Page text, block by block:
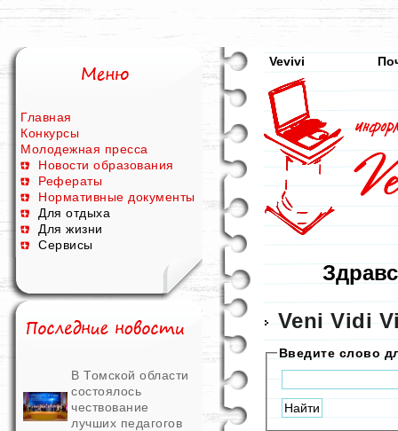
Главная
Конкурсы
Молодежная пресса
Новости образования
Рефераты
Нормативные документы
Для отдыха
Для жизни
Сервисы
В Томской области
состоялось
чествование
лучших педагогов
Vevivi
Veni Vidi
Введите слово